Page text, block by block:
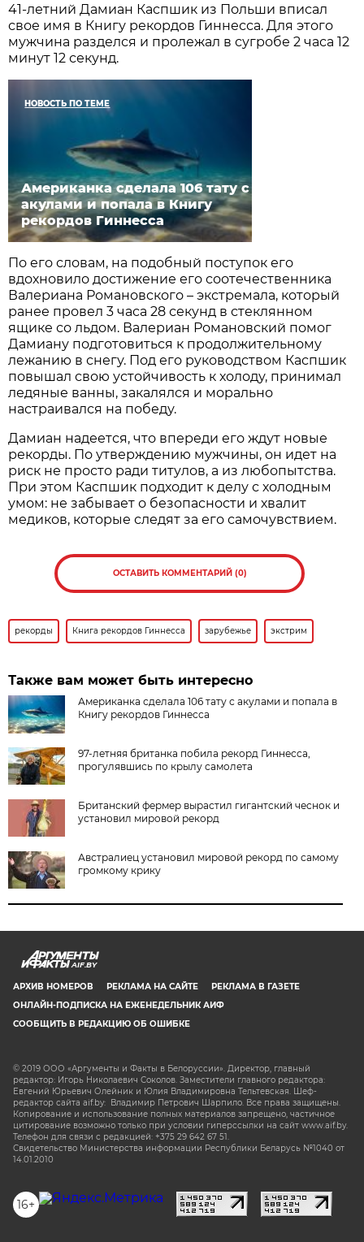
41-летний Дамиан Каспшик из Польши вписал
свое имя в Книгу рекордов Гиннесса. Для этого
мужчина разделся и пролежал в сугробе 2 часа 12
минут 12 секунд.
НОВОСТЬ ПО ТЕМЕ
Американка сделала 106 тату с
акулами и попала в Книгу
рекордов Гиннесса
По его словам, на подобный поступок его
вдохновило достижение его соотечественника
Валериана Романовского – экстремала, который
ранее провел 3 часа 28 секунд в стеклянном
ящике со льдом. Валериан Романовский помог
Дамиану подготовиться к продолжительному
лежанию в снегу. Под его руководством Каспшик
повышал свою устойчивость к холоду, принимал
ледяные ванны, закалялся и морально
настраивался на победу.
Дамиан надеется, что впереди его ждут новые
рекорды. По утверждению мужчины, он идет на
риск не просто ради титулов, а из любопытства.
При этом Каспшик подходит к делу с холодным
умом: не забывает о безопасности и хвалит
медиков, которые следят за его самочувствием.
ОСТАВИТЬ КОММЕНТАРИЙ (0)
рекорды Книга рекордов Гиннесса зарубежье экстрим
Также вам может быть интересно
Американка сделала 106 тату с акулами и попала в
Книгу рекордов Гиннесса
97-летняя британка побила рекорд Гиннесса,
прогулявшись по крылу самолета
Британский фермер вырастил гигантский чеснок и
установил мировой рекорд
Австралиец установил мировой рекорд по самому
громкому крику
AIF.BY
АРХИВ НОМЕРОВ РЕКЛАМА НА САЙТЕ
РЕКЛАМА В ГАЗЕТЕ
ОНЛАЙН-ПОДПИСКА НА ЕЖЕНЕДЕЛЬНИК АИФ
СООБЩИТЬ В РЕДАКЦИЮ ОБ ОШИБКЕ
© 2019 ООО «Аргументы и Факты в Белоруссии». Директор, главный
редактор: Игорь Николаевич Соколов. Заместители главного редактора:
Евгений Юрьевич Олейник и Юлия Владимировна Тельтевская. Шеф-
редактор сайта aif.by: Владимир Петрович Шарпило. Все права защищены.
Копирование и использование полных материалов запрещено, частичное
цитирование возможно только при условии гиперссылки на сайт www.aif.by.
Телефон для связи с редакцией: +375 29 642 67 51.
Свидетельство Министерства информации Республики Беларусь №1040 от
14.01.2010
16+